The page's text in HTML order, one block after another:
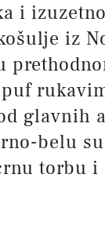
i
iz
glavnih
belu
torbu i